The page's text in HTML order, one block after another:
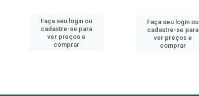
Faça seu login ou
cadastre-se para
ver preços e
comprar
Faça seu login ou
cadastre-se para
ver preços e
comprar